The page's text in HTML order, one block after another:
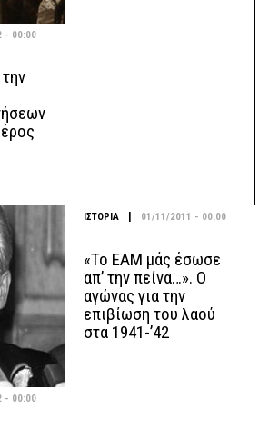
- 00:00
- 00:00
ΙΣΤΟΡΙΑ 01/11/2011 - 00:00
«Το ΕΑΜ μάς έσωσε
απ’ την πείνα…». Ο
αγώνας για την
επιβίωση του λαού
στα 1941-’42